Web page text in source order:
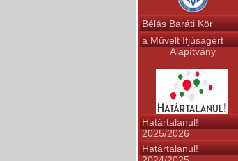
Bélás Baráti Kör
a Művelt Ifjúságért
Alapítvány
Határtalanul!
2025/2026
Határtalanul!